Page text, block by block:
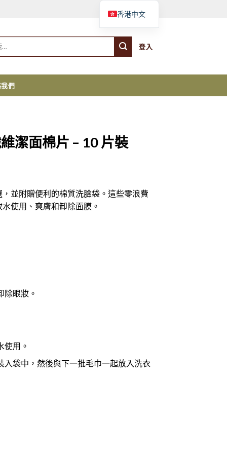
購物車
登入
們
潔面棉片 – 10 片裝
並附贈便利的棉質洗臉袋。這些零浪費
使用、爽膚和卸除面膜。
除眼妝。
使用。
袋中，然後與下一批毛巾一起放入洗衣
香港中文